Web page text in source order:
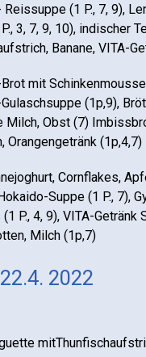
(1 P., 7, 9),
3, 7, 9, 10), indischer
Banane, VITA-
mit
(1p,9),
Milch, Obst (7)
Orangengetränk (1p,4,7)
Cornflakes,
Suppe (1 P., 7),
P., 4, 9), VITA-Getränk
Milch (1p,7)
2022